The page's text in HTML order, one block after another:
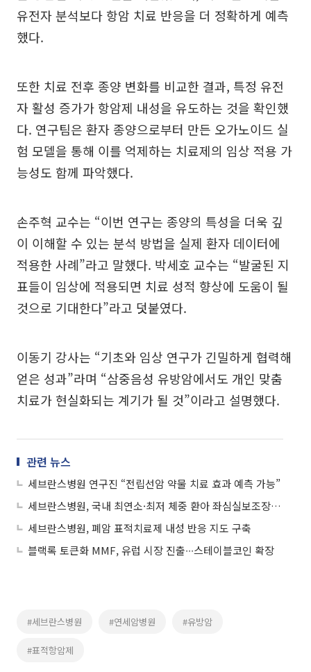
유전자 분석보다 항암 치료 반응을 더 정확하게 예측
했다.
또한 치료 전후 종양 변화를 비교한 결과, 특정 유전
자 활성 증가가 항암제 내성을 유도하는 것을 확인했
다. 연구팀은 환자 종양으로부터 만든 오가노이드 실
험 모델을 통해 이를 억제하는 치료제의 임상 적용 가
능성도 함께 파악했다.
손주혁 교수는 “이번 연구는 종양의 특성을 더욱 깊
이 이해할 수 있는 분석 방법을 실제 환자 데이터에
적용한 사례”라고 말했다. 박세호 교수는 “발굴된 지
표들이 임상에 적용되면 치료 성적 향상에 도움이 될
것으로 기대한다”라고 덧붙였다.
이동기 강사는 “기초와 임상 연구가 긴밀하게 협력해
얻은 성과”라며 “삼중음성 유방암에서도 개인 맞춤
치료가 현실화되는 계기가 될 것”이라고 설명했다.
관련 뉴스
세브란스병원 연구진 “전립선암 약물 치료 효과 예측 가능”
세브란스병원, 국내 최연소·최저 체중 환아 좌심실보조장치 삽입 수술 성공
세브란스병원, 폐암 표적치료제 내성 반응 지도 구축
블랙록 토큰화 MMF, 유럽 시장 진출∙∙∙스테이블코인 확장
#세브란스병원 #연세암병원 #유방암
#표적항암제